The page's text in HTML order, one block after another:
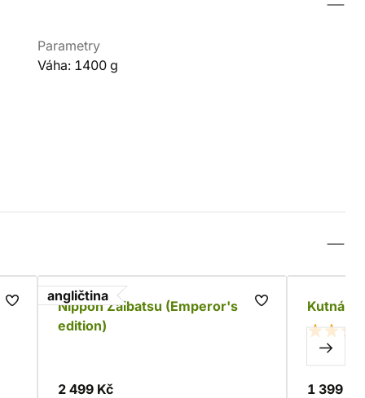
Parametry
Váha: 1400 g
angličtina
Nippon Zaibatsu (Emperor's
edition)
2 499 Kč
Kutná
1 399 Kč